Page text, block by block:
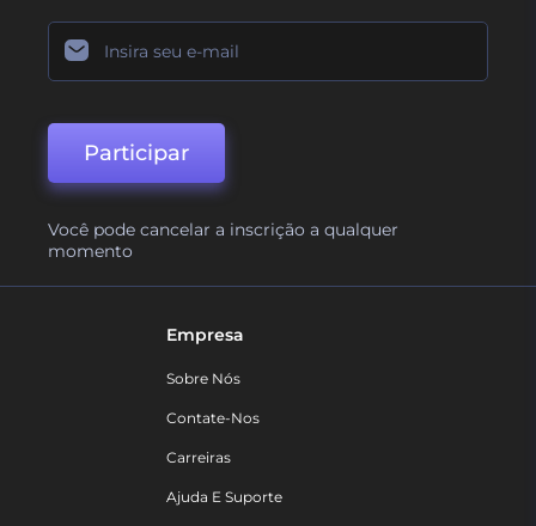
Participar
Você pode cancelar a inscrição a qualquer
momento
Empresa
Sobre Nós
Contate-Nos
Carreiras
Ajuda E Suporte